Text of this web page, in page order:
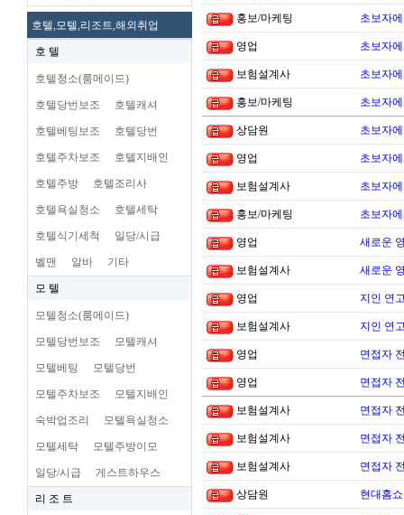
호텔,모텔,리조트,해외취업
호 텔
호텔청소(룸메이드)
호텔당번보조 호텔캐셔
호텔베팅보조 호텔당번
호텔주차보조 호텔지배인
호텔주방 호텔조리사
호텔욕실청소 호텔세탁
호텔식기세척 일당/시급
벨맨 알바 기타
모 텔
모텔청소(룸메이드)
모텔당번보조 모텔캐셔
모텔베팅 모텔당번
모텔주차보조 모텔지배인
숙박업조리 모텔욕실청소
모텔세탁 모텔주방이모
일당/시급 게스트하우스
리 조 트
홍보/마케팅 초보자
영업 초보자
보험설계사 초보자
홍보/마케팅 초보자
상담원 초보자
영업 초보자
보험설계사 초보자
홍보/마케팅 초보자
영업 새로운
보험설계사 새로운
영업 지인 연
보험설계사 지인 연
영업 면접자
영업 면접자
보험설계사 면접자
보험설계사 면접자
보험설계사 면접자
상담원 현대홈